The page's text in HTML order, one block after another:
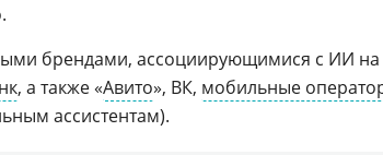
брендами, ассоциирующимися с ИИ на
, а также «Авито», ВК, мобильные
ассистентам).